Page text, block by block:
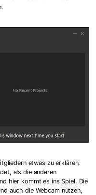
etwas zu erklären,
als die anderen
hier kommt es ins Spiel. Die
auch die Webcam nutzen,